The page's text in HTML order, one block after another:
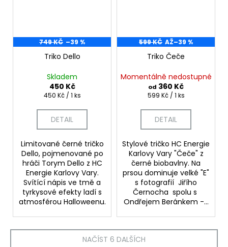
749 KČ –39 %
Triko Dello
Skladem
450 Kč
Měrná
450 Kč / 1 ks
DETAIL
Limitované černé tričko
Dello, pojmenované po
hráči Torym Dello z HC
Energie Karlovy Vary.
Svítící nápis ve tmě a
tyrkysové efekty ladí s
atmosférou Halloweenu.
599 KČ AŽ–39 %
Triko Čeče
Momentálně nedostupné
od 360 Kč
Měrná
599 Kč / 1 ks
DETAIL
Stylové tričko HC Energie
Karlovy Vary "Čeče" z
černé biobavlny. Na
prsou dominuje velké "E"
s fotografií Jiřího
Černocha spolu s
Ondřejem Beránkem -...
NAČÍST 6 DALŠÍCH